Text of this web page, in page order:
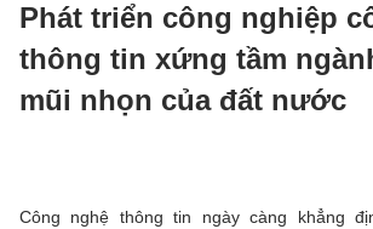
Phát triển công nghiệp
thông tin xứng tầm
mũi nhọn của đất nước
Công nghệ thông tin ngày càng khẳng